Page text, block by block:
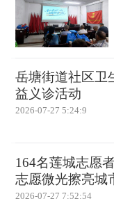
岳塘街道社区卫
益义诊活动
2026-07-27 5:24:9
164名莲城志愿
志愿微光擦亮城
2026-07-27 7:52:54